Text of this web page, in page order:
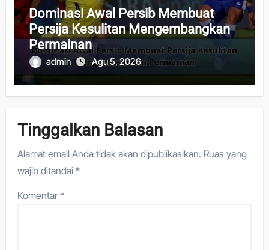
Dominasi Awal Persib Membuat
Persija Kesulitan Mengembangkan
Permainan
admin Agu 5, 2026
Tinggalkan Balasan
Alamat email Anda tidak akan dipublikasikan. Ruas yang
wajib ditandai*
Komentar*